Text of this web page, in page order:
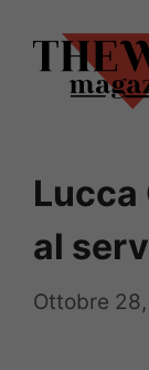
contenuto
Lucca
al
Ottobre